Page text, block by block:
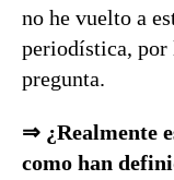
no he vuelto a
periodística, por
pregunta.
⇒ ¿Realmente
como han